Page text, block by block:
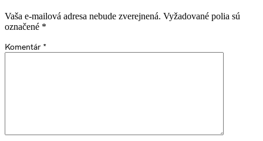
Vaša e-mailová adresa nebude zverejnená. Vyžadované polia sú
označené *
Komentár *